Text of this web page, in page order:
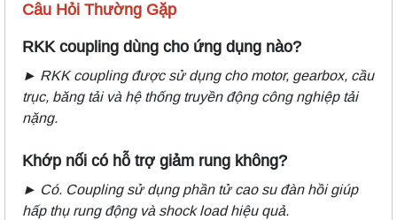
Câu Hỏi Thường Gặp
RKK coupling dùng cho ứng dụng nào?
► RKK coupling được sử dụng cho motor, gearbox, cầu
trục, băng tải và hệ thống truyền động công nghiệp tải
nặng.
Khớp nối có hỗ trợ giảm rung không?
► Có. Coupling sử dụng phần tử cao su đàn hồi giúp
hấp thụ rung động và shock load hiệu quả.